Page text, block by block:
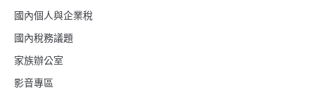
國內個人與企業稅
國內稅務議題
家族辦公室
影音專區